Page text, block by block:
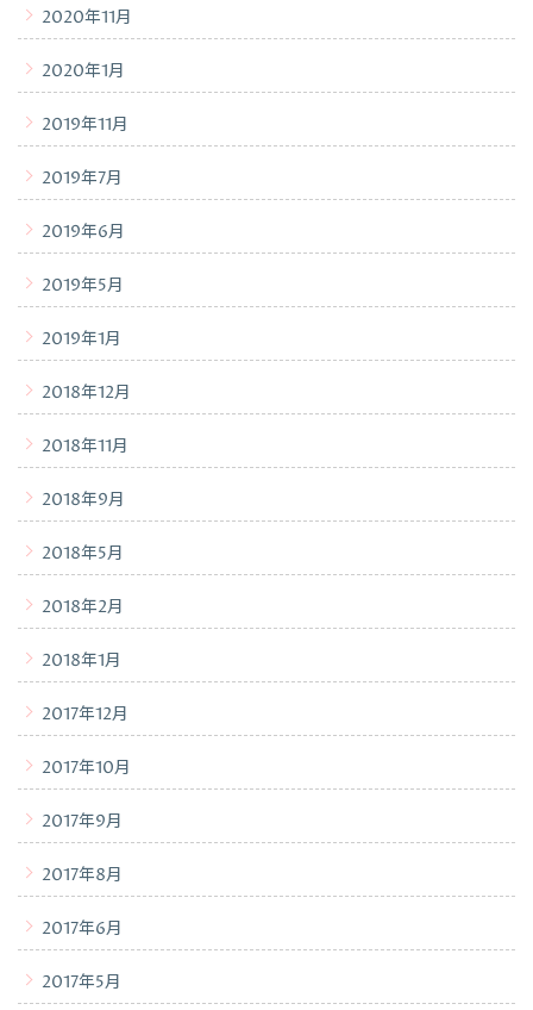
2020年11月
2020年1月
2019年11月
2019年7月
2019年6月
2019年5月
2019年1月
2018年12月
2018年11月
2018年9月
2018年5月
2018年2月
2018年1月
2017年12月
2017年10月
2017年9月
2017年8月
2017年6月
2017年5月